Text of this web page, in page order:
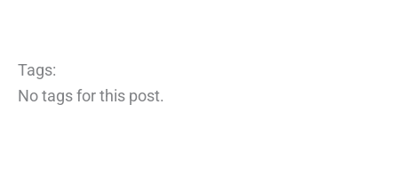
Tags:
No tags for this post.